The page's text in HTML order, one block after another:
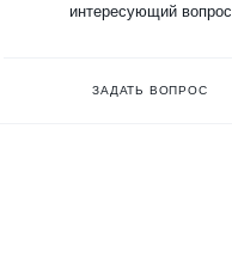
интересующий вопрос
ЗАДАТЬ ВОПРОС